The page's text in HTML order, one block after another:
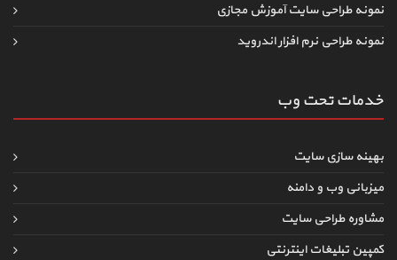
نمونه طراحی سایت آموزش مجازی
نمونه طراحی نرم افزار اندروید
خدمات تحت وب
بهینه سازی سایت
میزبانی وب و دامنه
مشاوره طراحی سایت
کمپین تبلیغات اینترنتی